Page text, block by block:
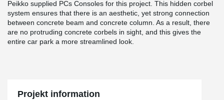
Peikko supplied PCs Consoles for this project. This hidden corbel
system ensures that there is an aesthetic, yet strong connection
between concrete beam and concrete column. As a result, there
are no protruding concrete corbels in sight, and this gives the
entire car park a more streamlined look.
Projekt information